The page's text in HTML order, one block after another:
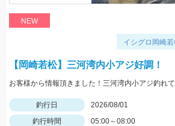
NEW
イシグロ岡崎
【岡崎若松】三河湾内小アジ好調！
釣行日
2026/08/01
釣行時間
05:00～08:00